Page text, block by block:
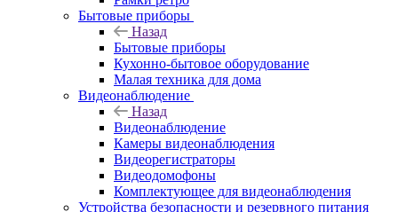
Бытовые приборы
Назад
Бытовые приборы
Кухонно-бытовое оборудование
Малая техника для дома
Видеонаблюдение
Назад
Видеонаблюдение
Камеры видеонаблюдения
Видеорегистраторы
Видеодомофоны
Комплектующее для видеонаблюдения
Устройства безопасности и резервного питания